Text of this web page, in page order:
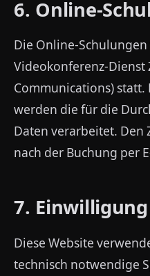
6. Online-
Die Online-
Videokonferenz-Dienst
Communications) statt.
werden die für die
Daten verarbeitet.
nach der Buchung per
7.
Diese Website
technisch notwendige